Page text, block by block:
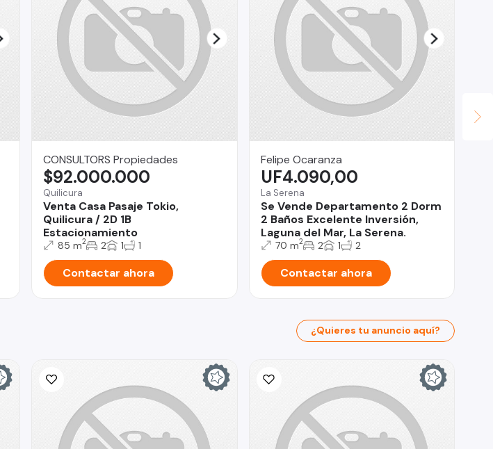
CONSULTORS Propiedades
Quilicura
Venta Casa Pasaje Tokio,
Quilicura / 2D 1B
Estacionamiento
$92.000.000
85 m2 2 1 1
Contactar ahora
Felipe Ocaranza
La Serena
Se Vende Departamento 2 Dorm
2 Baños Excelente Inversión,
Laguna del Mar, La Serena.
UF4.090,00
70 m2 2 1 2
Contactar ahora
¿Quieres tu anuncio aquí?